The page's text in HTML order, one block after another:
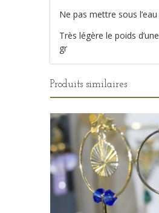
Ne pas mettre sous l’eau
Très légère le poids
gr
Produits similaires